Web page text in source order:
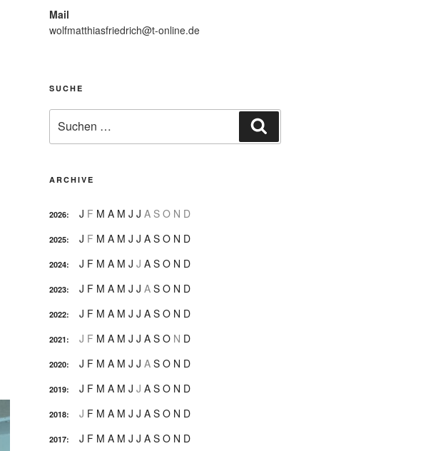
Mail
wolfmatthiasfriedrich@t-online.de
SUCHE
nach:
ARCHIVE
2026: J F M A M J J A S O N D
2025: J F M A M J J A S O N D
2024: J F M A M J J A S O N D
2023: J F M A M J J A S O N D
2022: J F M A M J J A S O N D
2021: J F M A M J J A S O N D
2020: J F M A M J J A S O N D
2019: J F M A M J J A S O N D
2018: J F M A M J J A S O N D
2017: J F M A M J J A S O N D